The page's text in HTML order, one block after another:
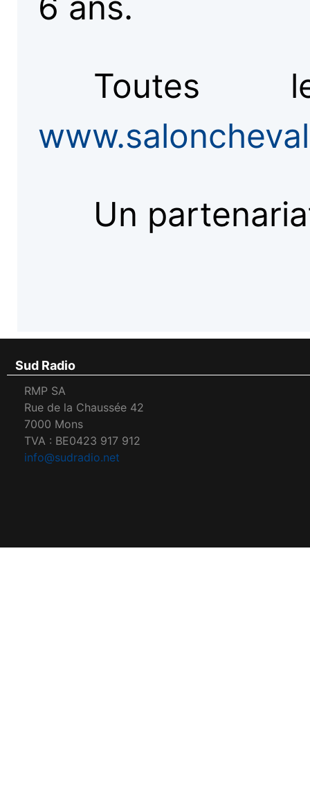
Toutes
Un
Sud Radio
RMP SA
Rue de la Chaussée 42
7000 Mons
TVA : BE0423 917 912
info@sudradio.net